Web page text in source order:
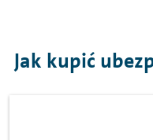
Jak kupić